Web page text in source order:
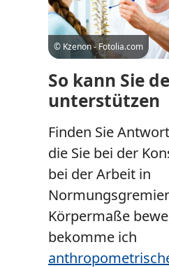
© Kzenon - Fotolia.com
So kann Sie
unterstützen
Finden Sie
die Sie bei der
bei der Arbeit in
Körpermaße
bekomme ich